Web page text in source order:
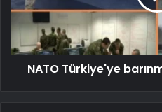
NATO Türkiye'ye